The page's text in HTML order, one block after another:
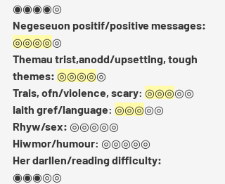
◉◉◉◉◎
Negeseuon positif/positive messages:
◎◎◎◎◎
Themau trist,anodd/upsetting, tough
themes: ◎◎◎◎◎
Trais, ofn/violence, scary: ◎◎◎◎◎
Iaith gref/language: ◎◎◎◎◎
Rhyw/sex: ◎◎◎◎◎
Hiwmor/humour: ◎◎◎◎◎
Her darllen/reading difficulty:
◉◉◉◎◎